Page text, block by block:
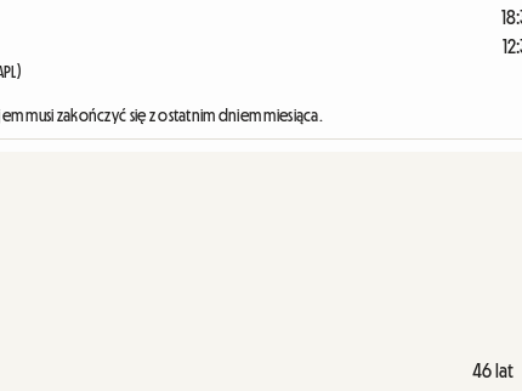
musi zakończyć się z ostatnim dniem miesiąca.
46 lat